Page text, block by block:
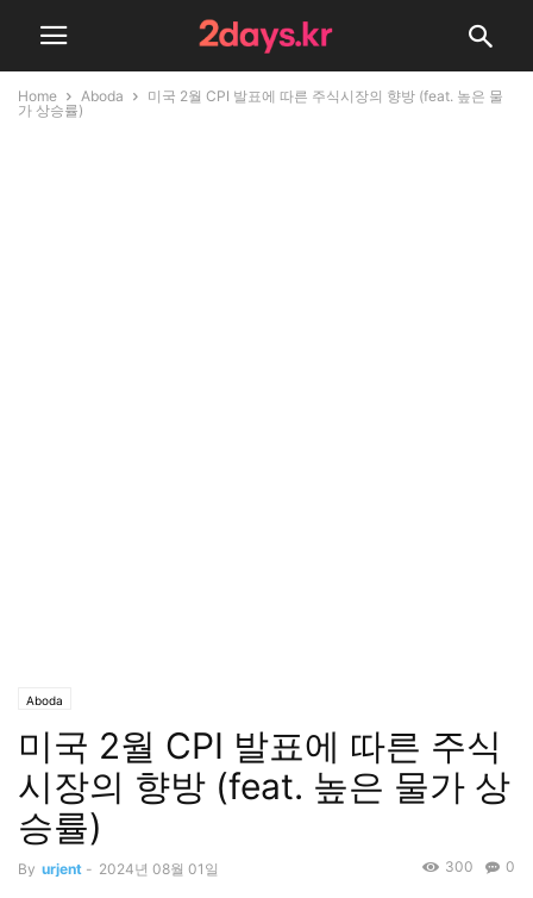
Home Aboda
미국 2월 CPI 발표에 따른 주식시장의 향방 (feat. 높은 물
가 상승률)
Aboda
미국 2월 CPI 발표에 따른 주식
시장의 향방 (feat. 높은 물가 상
승률)
By urjent - 2024년 08월 01일 0
300